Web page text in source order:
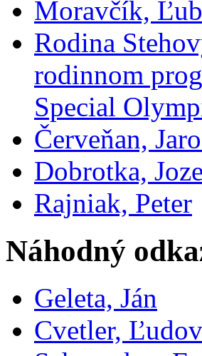
Moravčík,
Rodina
rodinnom
Special
Červeňan,
Dobrotka,
Rajniak, Peter
Náhodný
Geleta, Ján
Cvetler,